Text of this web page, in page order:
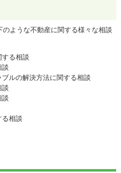
ような不動産に関する様々な相談
る相談
談
ルの解決方法に関する相談
談
談
る相談